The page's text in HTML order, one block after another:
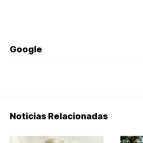
Google
Noticias Relacionadas